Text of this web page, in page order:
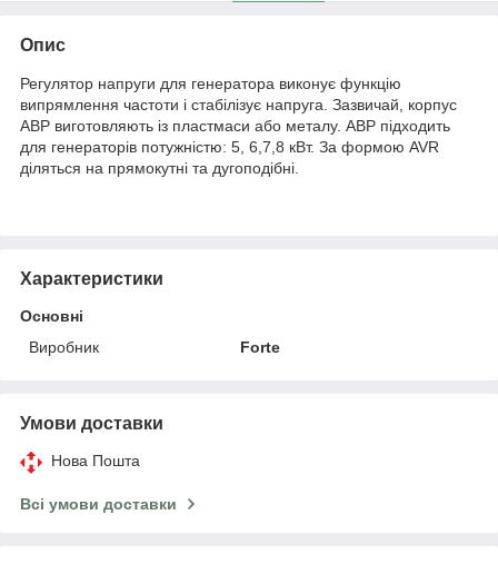
Опис
Регулятор напруги для генератора виконує функцію
випрямлення частоти і стабілізує напруга. Зазвичай, корпус
АВР виготовляють із пластмаси або металу. АВР підходить
для генераторів потужністю: 5, 6,7,8 кВт. За формою AVR
діляться на прямокутні та дугоподібні.
Характеристики
Основні
Виробник
Forte
Умови доставки
Нова Пошта
Всі умови доставки